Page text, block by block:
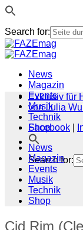
Search for:
Zum
Inhalt
News
Magazin
Events
Musik
Technik
Shop
Search for:
Exklusiv für
von Julia
Facebook
News
Magazin
Events
Musik
Technik
Shop
Cid Rim